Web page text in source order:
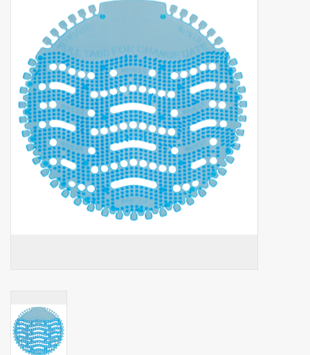
Biscuits apéritifs / Snacks salés
Botanicals
Bonbons pour la bonbonnière
Rouleaux de caisse thermiques
Produits d'hygiène
Cadeaux d'entreprise
Fournitures de bureau